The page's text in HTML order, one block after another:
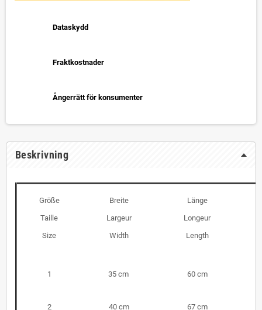
Dataskydd
Fraktkostnader
Ångerrätt för konsumenter
Beskrivning
Größe
Taille
Size
Breite
Largeur
Width
Länge
Longeur
Length
1 35 cm 60 cm
2 40 cm 67 cm